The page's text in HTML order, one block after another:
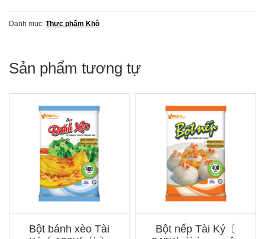
số
Danh mục: Thực phẩm Khô
Sản phẩm tương tự
Bột bánh xèo Tài
Bột nếp Tài Ký〔